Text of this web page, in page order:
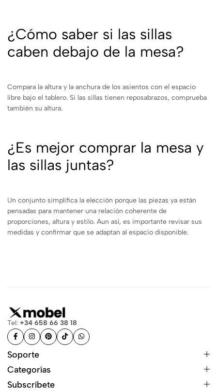
¿Cómo saber si las sillas
caben debajo de la mesa?
Compara la altura y la anchura de los asientos con el espacio
libre bajo el tablero. Si las sillas tienen reposabrazos, comprueba
también su altura.
¿Es mejor comprar la mesa y
las sillas juntas?
Un conjunto simplifica la elección porque las piezas ya están
pensadas para mantener una relación coherente de
proporciones, altura y estilo. Aun así, es importante revisar sus
medidas y confirmar que se adaptan al espacio disponible.
Tel: +34 658 66 38 18
Soporte
Categorías
Subscríbete